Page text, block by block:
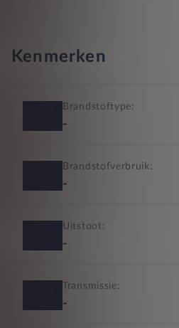
Kenmerken
Brandstoftype:
-
Brandstofverbruik:
-
Uitstoot:
-
Transmissie:
-